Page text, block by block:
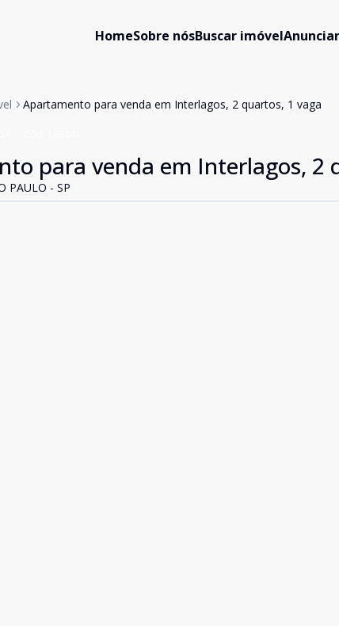
HomeSobre nósBuscar imóvel
Apartamento para venda em Interlagos, 2 quartos, 1 vaga
para venda em Interlagos, 2
PAULO - SP